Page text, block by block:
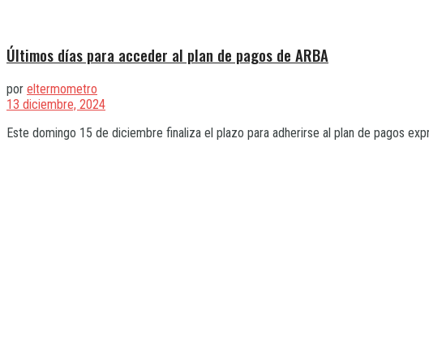
Últimos días para acceder al plan de pagos de ARBA
por eltermometro
13 diciembre, 2024
Este domingo 15 de diciembre finaliza el plazo para adherirse al plan de pagos